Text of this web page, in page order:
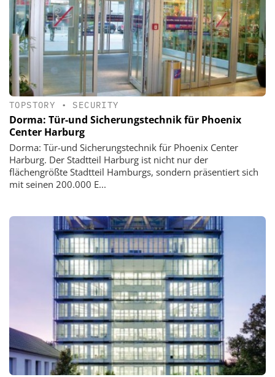
TOPSTORY • SECURITY
Dorma: Tür-und Sicherungstechnik für Phoenix
Center Harburg
Dorma: Tür-und Sicherungstechnik für Phoenix Center
Harburg. Der Stadtteil Harburg ist nicht nur der
flächengrößte Stadtteil Hamburgs, sondern präsentiert sich
mit seinen 200.000 E...